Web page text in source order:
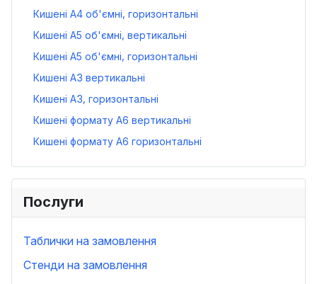
Кишені А4 об'ємні, горизонтальні
Кишені А5 об'ємні, вертикальні
Кишені А5 об'ємні, горизонтальні
Кишені А3 вертикальні
Кишені А3, горизонтальні
Кишені формату А6 вертикальні
Кишені формату А6 горизонтальні
Послуги
Таблички на замовлення
Стенди на замовлення